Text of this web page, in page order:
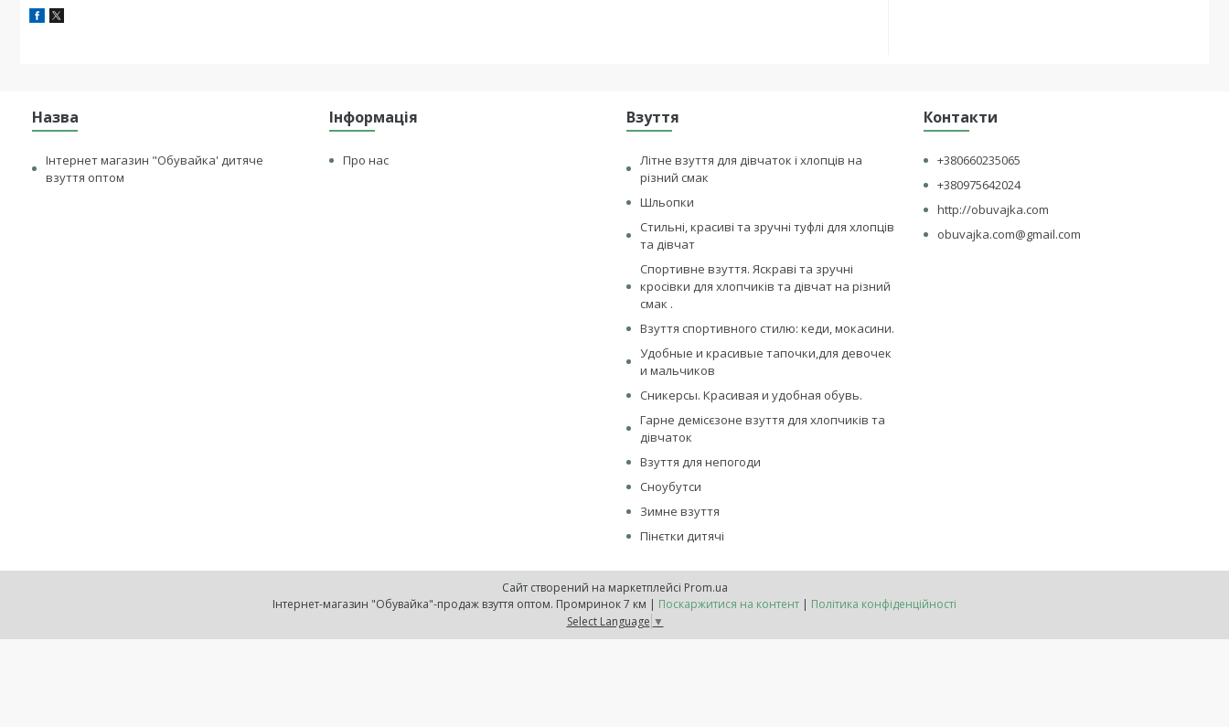
Назва
Інтернет магазин "Обувайка' дитяче
взуття оптом
Інформація
Про нас
Взуття
Літне взуття для дівчаток і хлопців на
різний смак
Шльопки
Стильні, красиві та зручні туфлі для хлопців
та дівчат
Спортивне взуття. Яскраві та зручні
кросівки для хлопчиків та дівчат на різний
смак .
Взуття спортивного стилю: кеди, мокасини.
Удобные и красивые тапочки,для девочек
и мальчиков
Сникерсы. Красивая и удобная обувь.
Гарне демісєзоне взуття для хлопчиків та
дівчаток
Взуття для непогоди
Сноубутси
Зимне взуття
Пінєтки дитячі
Контакти
+380660235065
+380975642024
http://obuvajka.com
obuvajka.com@gmail.com
Сайт створений на маркетплейсі Prom.ua
Інтернет-магазин "Обувайка"-продаж взуття оптом. Промринок 7 км | Поскаржитися на контент | Політика конфіденційності
Select Language ▼